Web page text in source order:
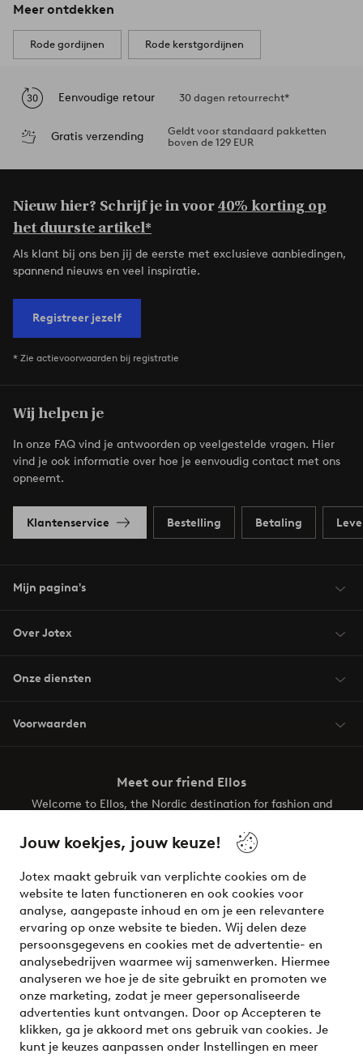
Jouw koekjes, jouw keuze!
Jotex maakt gebruik van verplichte cookies om de
website te laten functioneren en ook cookies voor
analyse, aangepaste inhoud en om je een relevantere
ervaring op onze website te bieden. Wij delen deze
persoonsgegevens en cookies met de advertentie- en
analysebedrijven waarmee wij samenwerken. Hiermee
analyseren we hoe je de site gebruikt en promoten we
onze marketing, zodat je meer gepersonaliseerde
advertenties kunt ontvangen. Door op Accepteren te
klikken, ga je akkoord met ons gebruik van cookies. Je
kunt je keuzes aanpassen onder Instellingen en meer
Meer ontdekken
Rode gordijnen Rode kerstgordijnen
Eenvoudige retour 30 dagen retourrecht*
Gratis verzending
Geldt voor standaard pakketten
boven de 129 EUR
Nieuw hier? Schrijf je in voor40% korting op
het duurste artikel*
Als klant bij ons ben jij de eerste met exclusieve aanbiedingen,
spannend nieuws en veel inspiratie.
Registreer jezelf
* Zie actievoorwaarden bij registratie
Wij helpen je
In onze FAQ vind je antwoorden op veelgestelde vragen. Hier
vind je ook informatie over hoe je eenvoudig contact met ons
opneemt.
Klantenservice Bestelling Betaling
Mijn pagina's
Over Jotex
Onze diensten
Voorwaarden
Meet our friend Ellos
Welcome to Ellos, the Nordic destination for fashion and
your wardrobe. Your next inspiring look is here!
Veilig betalen - Nu betalen of opsplitsen
Wil je meer weten over onze betaalopties?